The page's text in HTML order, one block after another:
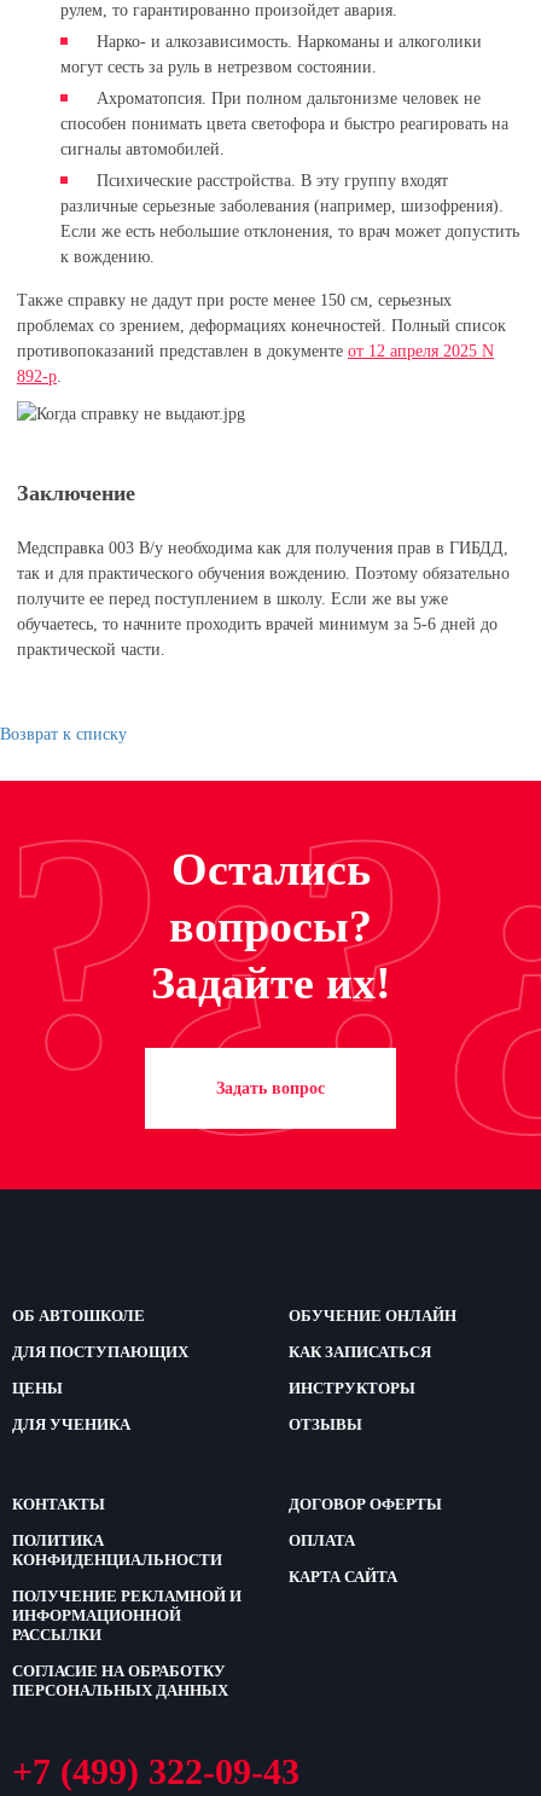
рулем, то гарантированно произойдет авария.
Нарко- и алкозависимость. Наркоманы и алкоголики
могут сесть за руль в нетрезвом состоянии.
Ахроматопсия. При полном дальтонизме человек не
способен понимать цвета светофора и быстро реагировать на
сигналы автомобилей.
Психические расстройства. В эту группу входят
различные серьезные заболевания (например, шизофрения).
Если же есть небольшие отклонения, то врач может допустить
к вождению.
Также справку не дадут при росте менее 150 см, серьезных
проблемах со зрением, деформациях конечностей. Полный список
противопоказаний представлен в документе от 12 апреля 2025 N
892-р.
Заключение
Медсправка 003 В/у необходима как для получения прав в ГИБДД,
так и для практического обучения вождению. Поэтому обязательно
получите ее перед поступлением в школу. Если же вы уже
обучаетесь, то начните проходить врачей минимум за 5-6 дней до
практической части.
Возврат к списку
Остались
вопросы?
Задайте их!
Задать вопрос
+7 (499) 322-09-43
ОБ АВТОШКОЛЕ
ДЛЯ ПОСТУПАЮЩИХ
ЦЕНЫ
ДЛЯ УЧЕНИКА
ОБУЧЕНИЕ ОНЛАЙН
КАК ЗАПИСАТЬСЯ
ИНСТРУКТОРЫ
ОТЗЫВЫ
КОНТАКТЫ
ПОЛИТИКА
КОНФИДЕНЦИАЛЬНОСТИ
ПОЛУЧЕНИЕ РЕКЛАМНОЙ И
ИНФОРМАЦИОННОЙ
РАССЫЛКИ
СОГЛАСИЕ НА ОБРАБОТКУ
ПЕРСОНАЛЬНЫХ ДАННЫХ
ДОГОВОР ОФЕРТЫ
ОПЛАТА
КАРТА САЙТА